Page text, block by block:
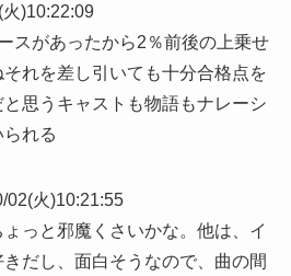
)10:22:09
スがあったから2％前後の上乗せ
れを差し引いても十分合格点を
思うキャストも物語もナレーシ
れる
02(火)10:21:55
っと邪魔くさいかな。他は、イ
だし、面白そうなので、曲の間